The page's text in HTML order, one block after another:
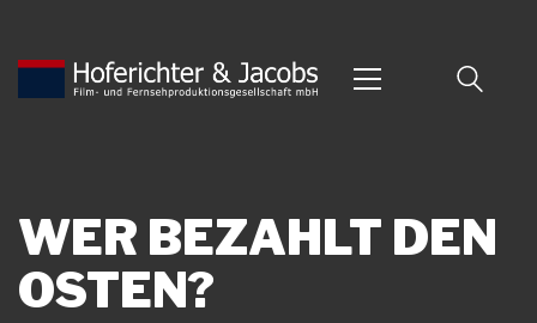
WER BEZAHLT DEN
OSTEN?